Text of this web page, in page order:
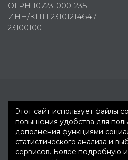
ОГРН 1072310001235
ИНН/КПП 2310121464 /
231001001
Этот сайт использует файлы
повышения удобства для
дополнения функциями
статистического анализа и
сервисов. Более подробную